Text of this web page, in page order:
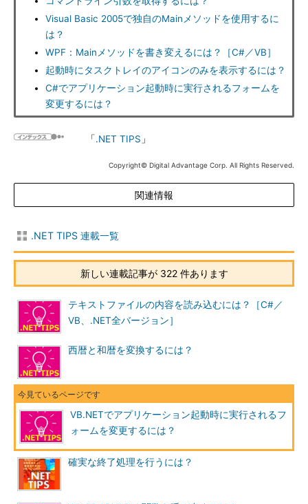
Visual Basic 2005で独自のMainメソッドを使用するに
は？
WPF：Mainメソッドを書き変えるには？［C#／VB］
起動時にタスクトレイのアイコンのみを表示するには？
C#でアプリケーション起動時に実行されるフォームを
変更するには？
「.NET TIPS 」
Copyright© Digital Advantage Corp. All Rights Reserved.
関連情報
.NET TIPS 連載一覧
新しい連載記事が 322 件あります
テキストファイルの内容を読み込むには？［C#／
VB、.NET全バージョン］
西暦と和暦を変換するには？
VB.NETでアプリケーション起動時に実行されるフ
ォームを変更するには？
確実な終了処理を行うには？